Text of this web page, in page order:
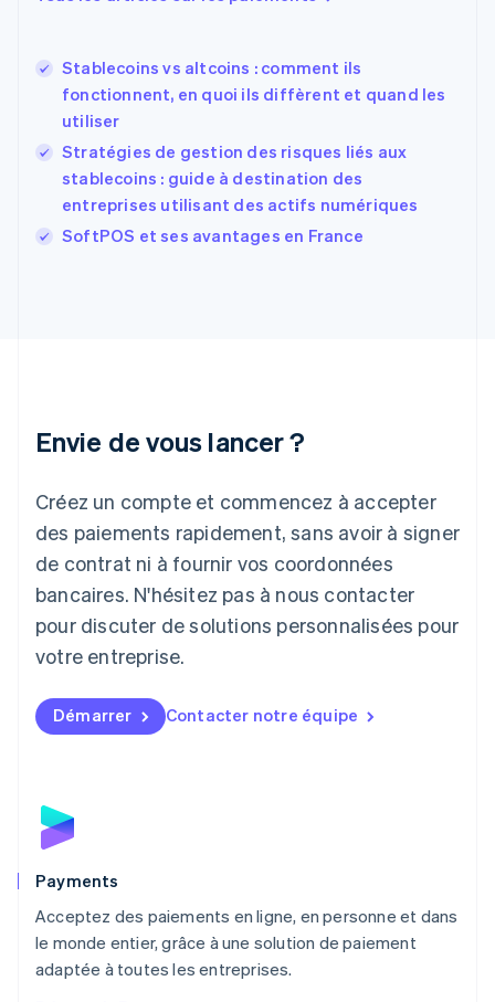
Stablecoins vs altcoins : comment ils
fonctionnent, en quoi ils diffèrent et quand les
utiliser
Stratégies de gestion des risques liés aux
stablecoins : guide à destination des
entreprises utilisant des actifs numériques
SoftPOS et ses avantages en France
Envie de vous lancer ?
Créez un compte et commencez à accepter
des paiements rapidement, sans avoir à signer
de contrat ni à fournir vos coordonnées
bancaires. N'hésitez pas à nous contacter
pour discuter de solutions personnalisées pour
votre entreprise.
Démarrer Contacter notre équipe
Payments
Acceptez des paiements en ligne, en personne et dans
le monde entier, grâce à une solution de paiement
adaptée à toutes les entreprises.
Estonie
EnglishEspañol 简体中文
Finlande
EnglishSvenska
FrançaisEnglish
Gibraltar
English
Grèce
Japon
Lettonie
English
Liechtenstein
DeutschEnglish
Lituanie
Luxembourg
FrançaisDeutschEnglish
English简体中文
Malte
Norvège
English
English
NederlandsEnglish
Pologne
English